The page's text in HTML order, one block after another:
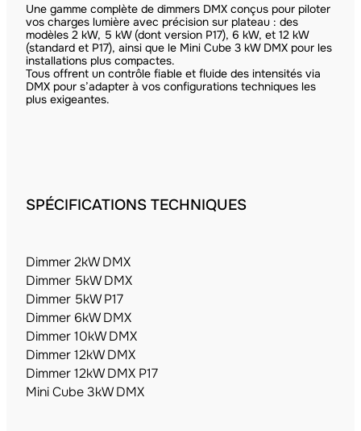
Une gamme complète de dimmers DMX conçus pour piloter
vos charges lumière avec précision sur plateau : des
modèles 2 kW, 5 kW (dont version P17), 6 kW, et 12 kW
(standard et P17), ainsi que le Mini Cube 3 kW DMX pour les
installations plus compactes.
Tous offrent un contrôle fiable et fluide des intensités via
DMX pour s’adapter à vos configurations techniques les
plus exigeantes.
SPÉCIFICATIONS TECHNIQUES
Dimmer 2kW DMX
Dimmer 5kW DMX
Dimmer 5kW P17
Dimmer 6kW DMX
Dimmer 10kW DMX
Dimmer 12kW DMX
Dimmer 12kW DMX P17
Mini Cube 3kW DMX